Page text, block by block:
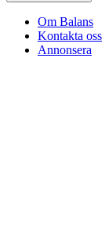
Om Balans
Kontakta oss
Annonsera